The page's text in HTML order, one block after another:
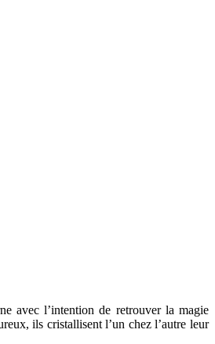
avec l’intention de retrouver la magie
ils cristallisent l’un chez l’autre leur